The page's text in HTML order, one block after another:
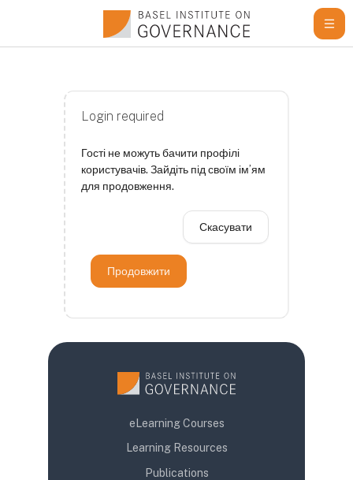
Login required
Гості не можуть бачити профілі
користувачів. Зайдіть під своїм ім’ям
для продовження.
Скасувати
Продовжити
eLearning Courses
Learning Resources
Publications